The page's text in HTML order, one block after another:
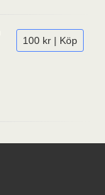
100 kr | Köp